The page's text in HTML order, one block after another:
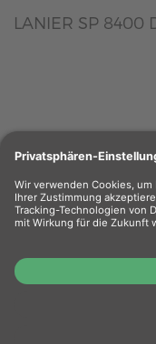
LANIER SP 8400
Shops
sich bitte